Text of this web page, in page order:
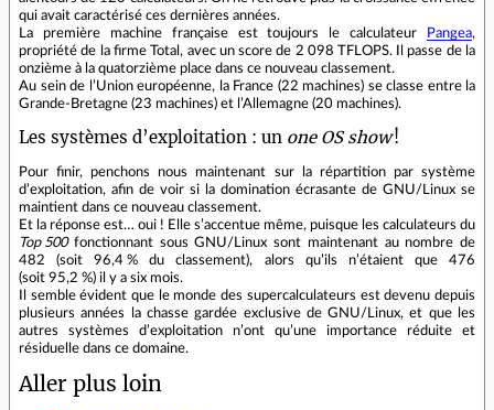
qui avait caractérisé ces dernières années.
La première machine française est toujours le calculateur
Pangea,
propriété de la firme Total, avec un score de 2 098 TFLOPS. Il passe de la
onzième à la quatorzième place dans ce nouveau classement.
Au sein de l’Union européenne, la France (22 machines) se classe entre la
Grande‐Bretagne (23 machines) et l’Allemagne (20 machines).
Les systèmes d’exploitation : un one OS show!
Pour finir, penchons nous maintenant sur la répartition par système
d’exploitation, afin de voir si la domination écrasante de GNU/Linux se
maintient dans ce nouveau classement.
Et la réponse est… oui ! Elle s’accentue même, puisque les calculateurs du
Top 500fonctionnant sous GNU/Linux sont maintenant au nombre de
482 (soit 96,4 % du classement), alors qu’ils n’étaient que 476
(soit 95,2 %) il y a six mois.
Il semble évident que le monde des supercalculateurs est devenu depuis
plusieurs années la chasse gardée exclusive de GNU/Linux, et que les
autres systèmes d’exploitation n’ont qu’une importance réduite et
résiduelle dans ce domaine.
Aller plus loin